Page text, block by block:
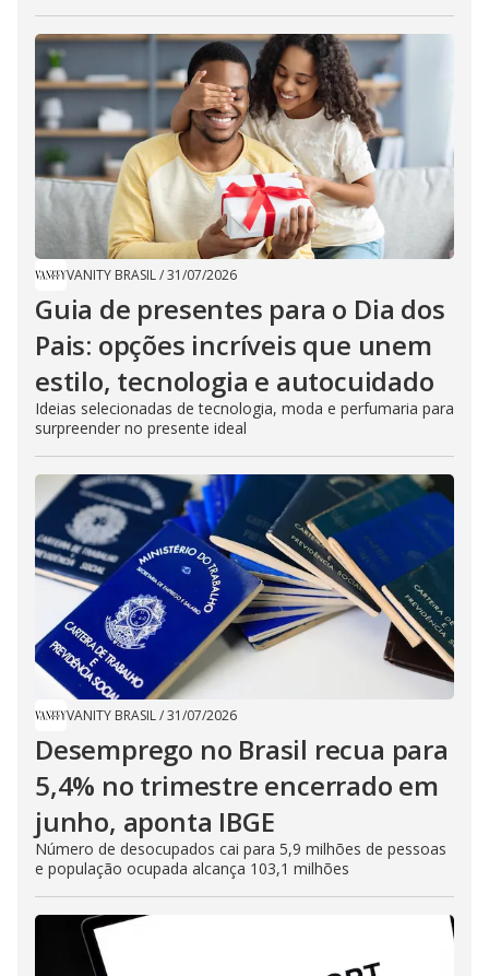
VANITY BRASIL/31/07/2026
Guia de presentes para o Dia dos
Pais: opções incríveis que unem
estilo, tecnologia e autocuidado
Ideias selecionadas de tecnologia, moda e perfumaria para
surpreender no presente ideal
VANITY BRASIL/31/07/2026
Desemprego no Brasil recua para
5,4% no trimestre encerrado em
junho, aponta IBGE
Número de desocupados cai para 5,9 milhões de pessoas
e população ocupada alcança 103,1 milhões